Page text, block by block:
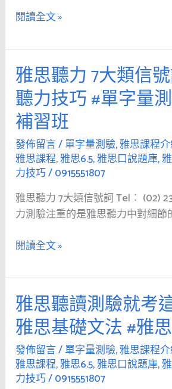
思
力
技
巧
#
單
字
量
測
驗
或
作
萬
年
5.5
#
雅
思
口
說
題
庫
雅
聽
力
技
巧
#
單
字
閱讀全文 »
雅思聽力 7大類信
聽力技巧 #單字量
補習班
發佈留言/單字量測驗,雅思課程
雅思課程,雅思6.5,雅思口說題庫,
力技巧/0915551807
雅思聽力 7大類信號詞 Tel︰ (02)
力測驗注重的是雅思聽力中對細節
雅
思
聽
力
7
大
類
號
詞
雅
聽
力
技
巧
#
單
字
閱讀全文 »
雅思聽讀測驗就考
雅思基礎文法 #雅
發佈留言/單字量測驗,雅思課程
雅思課程,雅思6.5,雅思口說題庫,
力技巧/0915551807
雅
思
聽
讀
測
驗